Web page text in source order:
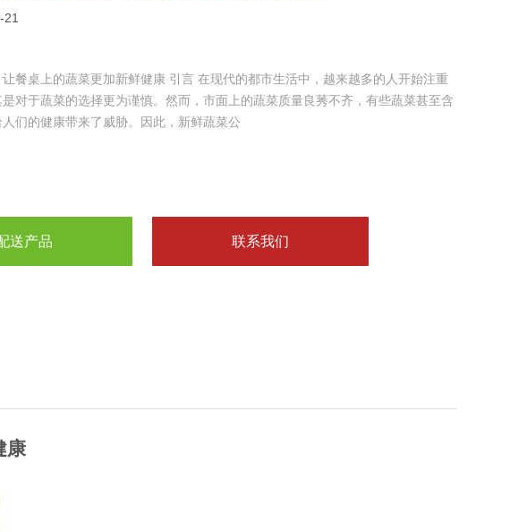
21
餐桌上的蔬菜更加新鲜健康 引言 在现代的都市生活中，越来越多的人开始注重
对于蔬菜的选择更为谨慎。然而，市面上的蔬菜质量良莠不齐，有些蔬菜甚至含
们的健康带来了威胁。因此，新鲜蔬菜公
送产品 联系我们
康